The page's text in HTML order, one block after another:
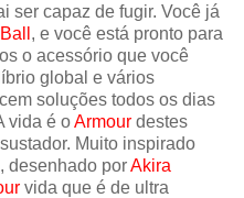
ser capaz de fugir. Você já
, e você está pronto para
o acessório que você
global e vários
soluções todos os dias
vida é oArmour destes
Muito inspirado
, desenhado porAkira
vida que é de ultra